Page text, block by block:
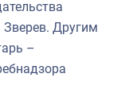
Другим
–